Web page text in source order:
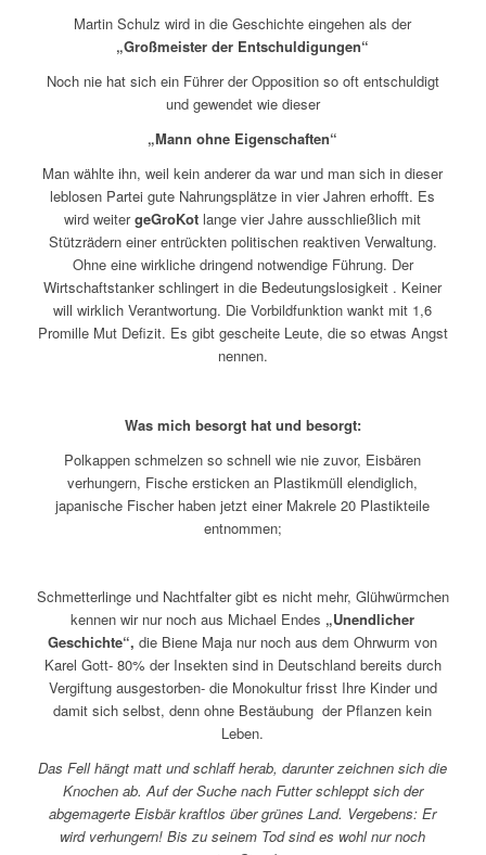
Martin Schulz wird in die Geschichte eingehen als der
„Großmeister der Entschuldigungen“
Noch nie hat sich ein Führer der Opposition so oft entschuldigt
und gewendet wie dieser
„Mann ohne Eigenschaften“
Man wählte ihn, weil kein anderer da war und man sich in dieser
leblosen Partei gute Nahrungsplätze in vier Jahren erhofft. Es
wird weitergeGroKot lange vier Jahre ausschließlich mit
Stützrädern einer entrückten politischen reaktiven Verwaltung.
Ohne eine wirkliche dringend notwendige Führung. Der
Wirtschaftstanker schlingert in die Bedeutungslosigkeit . Keiner
will wirklich Verantwortung. Die Vorbildfunktion wankt mit 1,6
Promille Mut Defizit. Es gibt gescheite Leute, die so etwas Angst
nennen.
Was mich besorgt hat und besorgt:
Polkappen schmelzen so schnell wie nie zuvor, Eisbären
verhungern, Fische ersticken an Plastikmüll elendiglich,
japanische Fischer haben jetzt einer Makrele 20 Plastikteile
entnommen;
Schmetterlinge und Nachtfalter gibt es nicht mehr, Glühwürmchen
kennen wir nur noch aus Michael Endes „Unendlicher
Geschichte“, die Biene Maja nur noch aus dem Ohrwurm von
Karel Gott- 80% der Insekten sind in Deutschland bereits durch
Vergiftung ausgestorben- die Monokultur frisst Ihre Kinder und
damit sich selbst, denn ohne Bestäubung der Pflanzen kein
Leben.
Das Fell hängt matt und schlaff herab, darunter zeichnen sich die
Knochen ab. Auf der Suche nach Futter schleppt sich der
abgemagerte Eisbär kraftlos über grünes Land. Vergebens: Er
wird verhungern! Bis zu seinem Tod sind es wohl nur noch